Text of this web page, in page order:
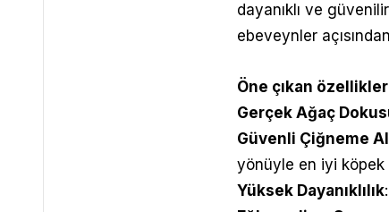
dayanıklı ve
ebeveynler
Öne çıkan
Gerçek Ağaç
Güvenli Çiğneme
yönüyle en iyi
Yüksek Dayanıklılık